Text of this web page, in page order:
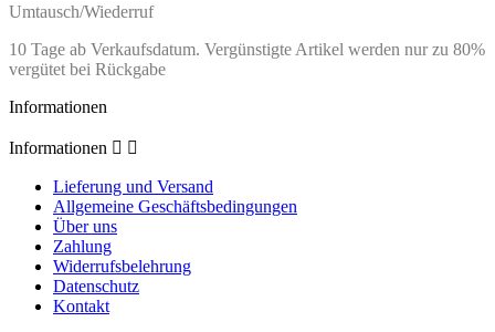
Umtausch/Wiederruf
10 Tage ab Verkaufsdatum. Vergünstigte Artikel werden nur zu 80%
vergütet bei Rückgabe
Informationen
Informationen  
Lieferung und Versand
Allgemeine Geschäftsbedingungen
Über uns
Zahlung
Widerrufsbelehrung
Datenschutz
Kontakt